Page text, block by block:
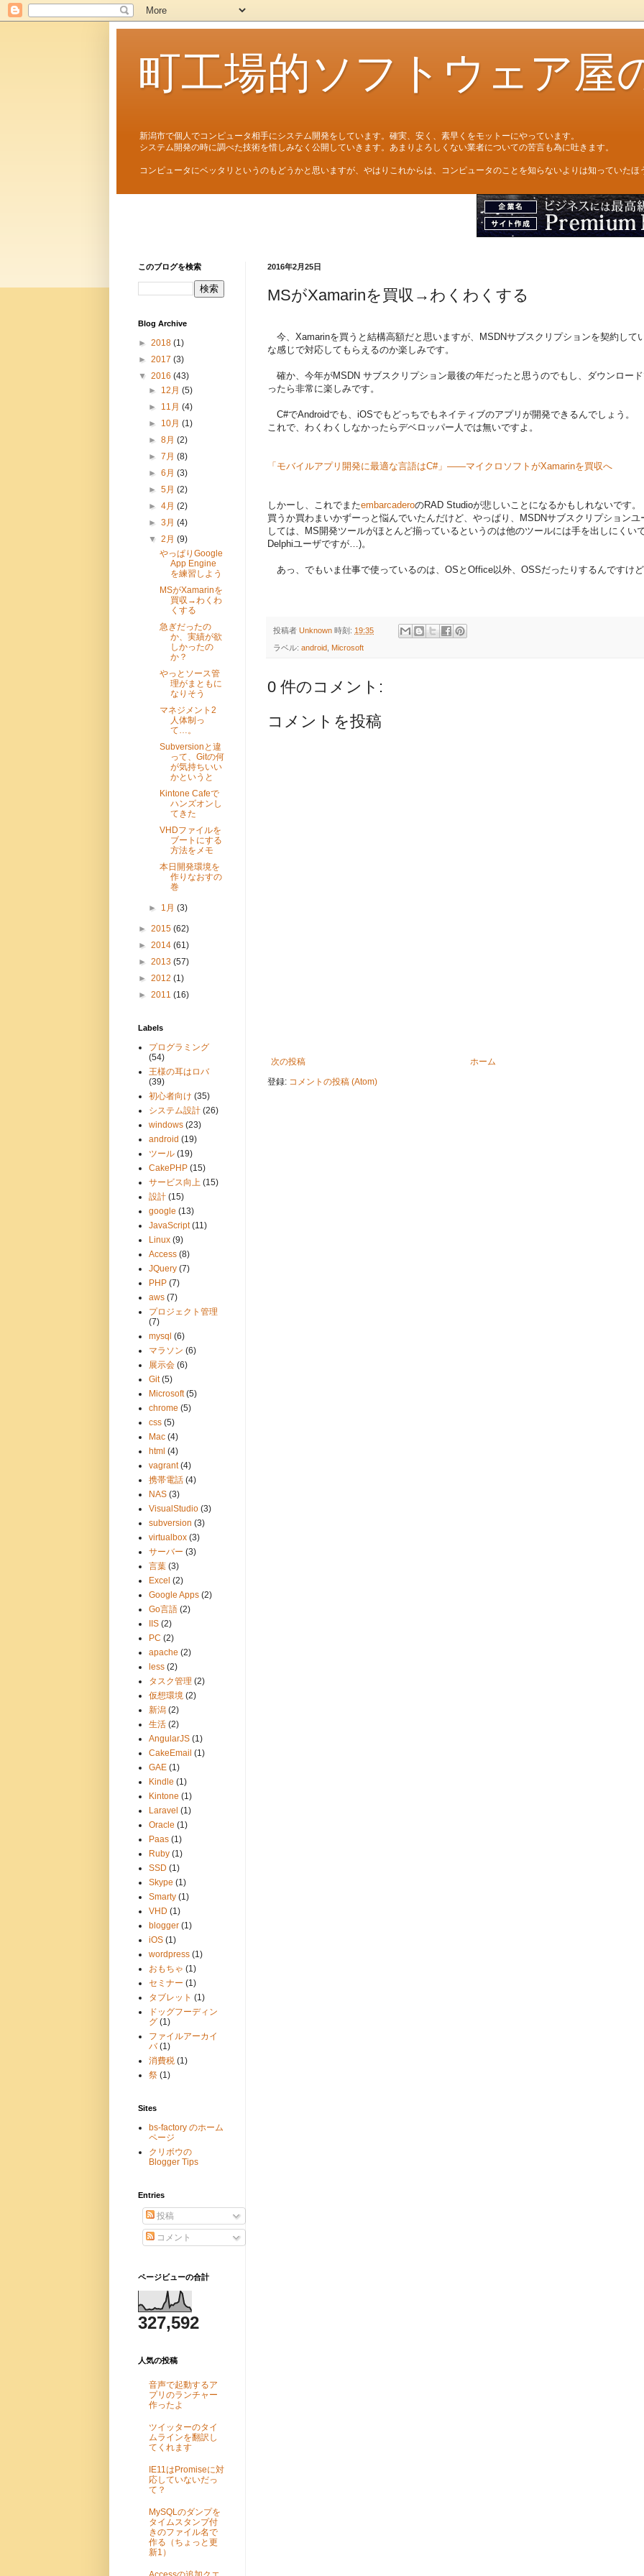
町工場的ソフトウェア屋
新潟市で個人でコンピュータ相手にシステム開発をしています。確実、安く、素早くをモットーにやっています。
システム開発の時に調べた技術を惜しみなく公開していきます。あまりよろしくない業者についての苦言も為に吐きます。
コンピュータにベッタリというのもどうかと思いますが、やはりこれからは、コンピュータのことを知らないよりは知っていたほ
2016年2月25日
MSがXamarinを買収→わくわくする
今、Xamarinを買うと結構高額だと思いますが、MSDNサブスクリプションを契約して
な感じで対応してもらえるのか楽しみです。
確か、今年がMSDN サブスクリプション最後の年だったと思うのでもし、ダウンロー
ったら非常に楽しみです。
C#でAndroidでも、iOSでもどっちでもネイティブのアプリが開発できるんでしょう。
これで、わくわくしなかったらデベロッパー人では無いですよ。
「モバイルアプリ開発に最適な言語はC#」――マイクロソフトがXamarinを買収へ
しかーし、これでまたembarcaderoのRAD Studioが悲しいことになるかもしれないです。
買うか買わまいかずーっと悩んでいたんだけど、やっぱり、MSDNサブスクリプションユ
しては、MS開発ツールがほとんど揃っているというのは他のツールには手を出しにくい
Delphiユーザですが…)。
あっ、でもいま仕事で使っているのは、OSとOffice以外、OSSだったりするんですけ
投稿者 Unknown 時刻: 19:35
ラベル: android Microsoft
0 件のコメント:
コメントを投稿
次の投稿
ホーム
登録: コメントの投稿 (Atom)
このブログを検索
Blog Archive
► 2018 (1)
► 2017 (3)
▼ 2016 (43)
► 12月(5)
► 11月(4)
► 10月(1)
►8月(2)
►7月(8)
►6月(3)
►5月(2)
►4月(2)
►3月(4)
▼2月(9)
やっぱりGoogle
App Engine
を練習しよう
MSがXamarinを
買収→わくわ
くする
急ぎだったの
か、実績が欲
しかったの
か？
やっとソース管
理がまともに
なりそう
マネジメント2
人体制っ
て…。
Subversionと違
って、Gitの何
が気持ちいい
かというと
Kintone Cafeで
ハンズオンし
てきた
VHDファイルを
ブートにする
方法をメモ
本日開発環境を
作りなおすの
巻
► 1月(3)
► 2015 (62)
► 2014 (61)
► 2013 (57)
► 2012 (1)
► 2011 (16)
Labels
プログラミング
(54)
王様の耳はロバ
(39)
初心者向け (35)
システム設計 (26)
windows (23)
android (19)
ツール (19)
CakePHP (15)
サービス向上 (15)
設計 (15)
google (13)
JavaScript (11)
Linux (9)
Access (8)
JQuery (7)
PHP (7)
aws (7)
プロジェクト管理
(7)
mysql (6)
マラソン (6)
展示会 (6)
Git (5)
Microsoft (5)
chrome (5)
css (5)
Mac (4)
html (4)
vagrant (4)
携帯電話 (4)
NAS (3)
VisualStudio (3)
subversion (3)
virtualbox (3)
サーバー (3)
言葉 (3)
Excel (2)
Google Apps (2)
Go言語 (2)
IIS (2)
PC (2)
apache (2)
less (2)
タスク管理 (2)
仮想環境 (2)
新潟 (2)
生活 (2)
AngularJS (1)
CakeEmail (1)
GAE (1)
Kindle (1)
Kintone (1)
Laravel (1)
Oracle (1)
Paas (1)
Ruby (1)
SSD (1)
Skype (1)
Smarty (1)
VHD (1)
blogger (1)
iOS (1)
wordpress (1)
おもちゃ (1)
セミナー (1)
タブレット (1)
ドッグフーディン
グ (1)
ファイルアーカイ
バ (1)
消費税 (1)
祭 (1)
Sites
bs-factory のホーム
ページ
クリボウの
Blogger Tips
Entries
投稿
コメント
ページビューの合計
327,592
人気の投稿
音声で起動するア
プリのランチャー
作ったよ
ツイッターのタイ
ムラインを翻訳し
てくれます
IE11はPromiseに対
応していないだっ
て？
MySQLのダンプを
タイムスタンプ付
きのファイル名で
作る（ちょっと更
新1）